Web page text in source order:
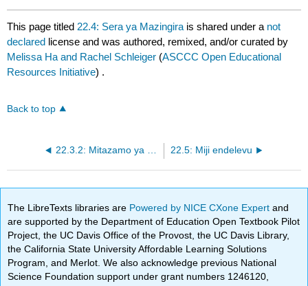
This page titled 22.4: Sera ya Mazingira is shared under a not
declared license and was authored, remixed, and/or curated by
Melissa Ha and Rachel Schleiger (ASCCC Open Educational
Resources Initiative) .
Back to top
22.5: Miji endelevu
The LibreTexts libraries are Powered by NICE CXone Expertand
are supported by the Department of Education Open Textbook Pilot
Project, the UC Davis Office of the Provost, the UC Davis Library,
the California State University Affordable Learning Solutions
Program, and Merlot. We also acknowledge previous National
Science Foundation support under grant numbers 1246120,